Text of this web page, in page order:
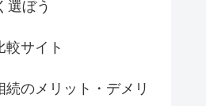
選ぼう
較サイト
のメリット・デメリ